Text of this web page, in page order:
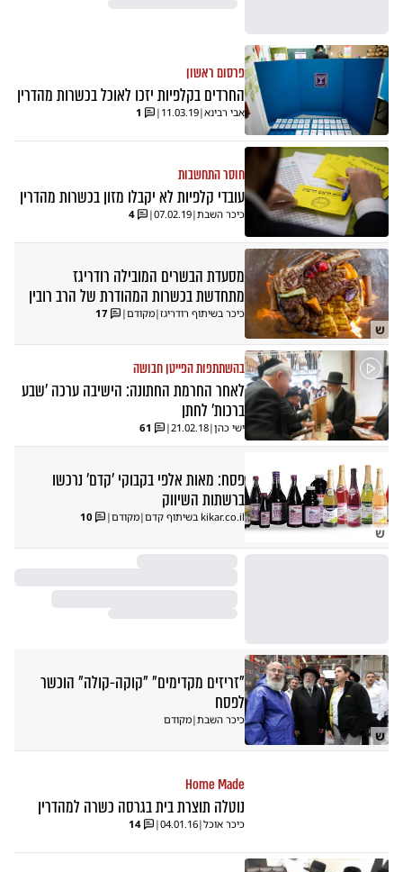
פרסום ראשון
החרדים בקלפיות יזכו לאוכל בכשרות מהדרין
אבי רבינא|
11.03.19
|
1
חוסר התחשבות
עובדי קלפיות לא יקבלו מזון בכשרות מהדרין
כיכר השבת|
07.02.19
|
4
ש
מסעדת הבשרים המובילה רודריגז
מתחדשת בכשרות המהודרת של הרב רובין
כיכר בשיתוף רודריגז|מקודם|
17
בהשתתפות הפייטן חבושה
לאחר החרמת החתונה: הישיבה ערכה 'שבע
ברכות' לחתן
ישי כהן |
21.02.18
|
61
ש
פסח: מאות אלפי בקבוקי 'קדם' נרכשו
ברשתות השיווק
kikar.co.il בשיתוף קדם |מקודם|
10
ש
"זריזים מקדימים" "קוקה-קולה" הוכשר
לפסח
כיכר השבת|מקודם
Home Made
נוטלה תוצרת בית בגרסה כשרה למהדרין
כיכר אוכל|
04.01.16
|
14